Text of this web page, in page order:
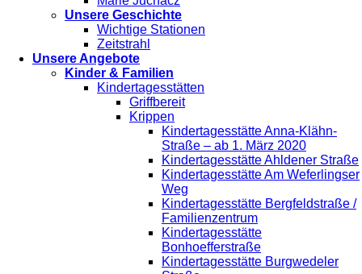
Unsere Geschichte
Wichtige Stationen
Zeitstrahl
Unsere Angebote
Kinder & Familien
Kindertagesstätten
Griffbereit
Krippen
Kindertagesstätte Anna-Klähn-
Straße – ab 1. März 2020
Kindertagesstätte Ahldener Straße
Kindertagesstätte Am Weferlingser
Weg
Kindertagesstätte Bergfeldstraße /
Familienzentrum
Kindertagesstätte
Bonhoefferstraße
Kindertagesstätte Burgwedeler